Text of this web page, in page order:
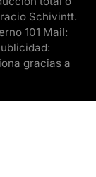
Schivintt.
101 Mail:
gracias a